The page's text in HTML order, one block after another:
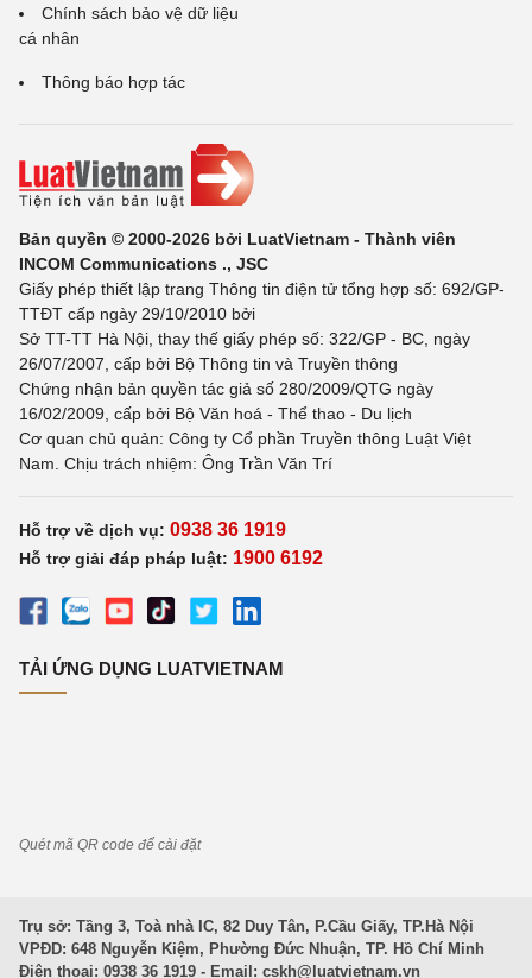
Chính sách bảo vệ dữ liệu
cá nhân
Thông báo hợp tác
Bản quyền © 2000-2026 bởi LuatVietnam - Thành viên
INCOM Communications ., JSC
Giấy phép thiết lập trang Thông tin điện tử tổng hợp số: 692/GP-
TTĐT cấp ngày 29/10/2010 bởi
Sở TT-TT Hà Nội, thay thế giấy phép số: 322/GP - BC, ngày
26/07/2007, cấp bởi Bộ Thông tin và Truyền thông
Chứng nhận bản quyền tác giả số 280/2009/QTG ngày
16/02/2009, cấp bởi Bộ Văn hoá - Thể thao - Du lịch
Cơ quan chủ quản: Công ty Cổ phần Truyền thông Luật Việt
Nam. Chịu trách nhiệm: Ông Trần Văn Trí
Hỗ trợ về dịch vụ: 0938 36 1919
Hỗ trợ giải đáp pháp luật: 1900 6192
TẢI ỨNG DỤNG LUATVIETNAM
Quét mã QR code để cài đặt
Trụ sở: Tầng 3, Toà nhà IC, 82 Duy Tân, P.Cầu Giấy, TP.Hà Nội
VPĐD: 648 Nguyễn Kiệm, Phường Đức Nhuận, TP. Hồ Chí Minh
Điện thoại: 0938 36 1919 - Email: cskh@luatvietnam.vn